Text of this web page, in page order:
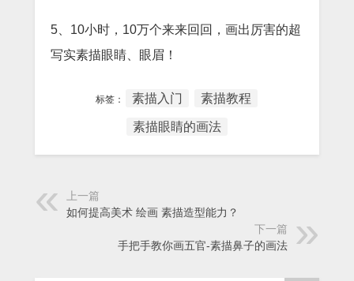
5、10小时，10万个来来回回，画出厉害的超
写实素描眼睛、眼眉！
标签： 素描入门 素描教程
素描眼睛的画法
上一篇
如何提高美术 绘画 素描造型能力？
下一篇
手把手教你画五官-素描鼻子的画法